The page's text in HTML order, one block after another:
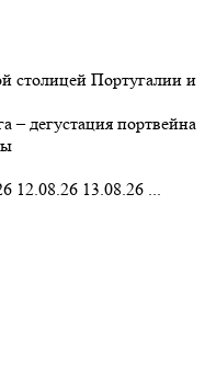
столицей Португалии и
– дегустация портвейна
12.08.26 13.08.26 ...